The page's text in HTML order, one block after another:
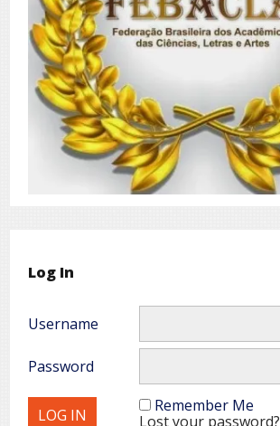
Log In
Username
Password
Remember Me
Lost your password?